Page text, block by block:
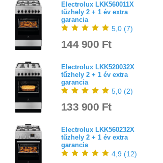
Electrolux LKK560011X
tűzhely 2 + 1 év extra
garancia
5,0 (7)
144 900 Ft
Electrolux LKK520032X
tűzhely 2 + 1 év extra
garancia
5,0 (2)
133 900 Ft
Electrolux LKK560232X
tűzhely 2 + 1 év extra
garancia
4,9 (12)